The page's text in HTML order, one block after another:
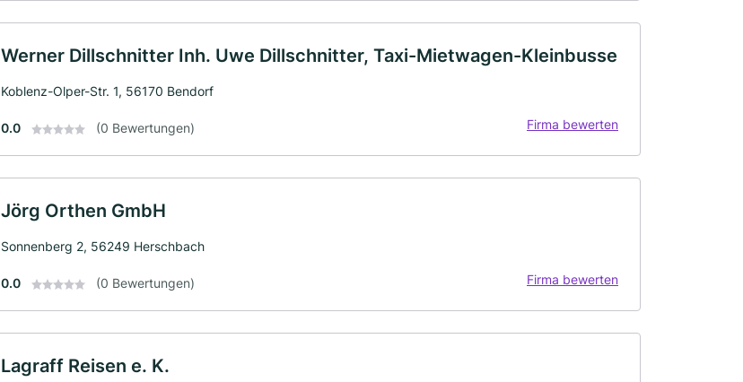
Werner Dillschnitter Inh. Uwe Dillschnitter, Taxi-Mietwagen-Kleinbusse
Koblenz-Olper-Str. 1, 56170 Bendorf
0.0 (0 Bewertungen) Firma bewerten
Jörg Orthen GmbH
Sonnenberg 2, 56249 Herschbach
0.0 (0 Bewertungen) Firma bewerten
Lagraff Reisen e. K.